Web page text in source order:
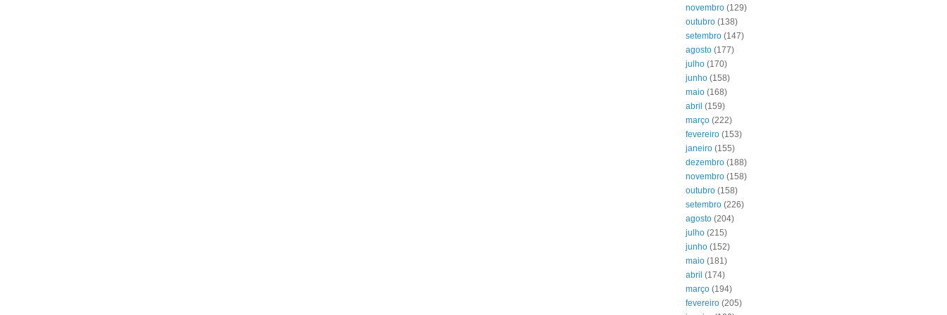
novembro (129)
outubro (138)
setembro (147)
agosto (177)
julho (170)
junho (158)
maio (168)
abril (159)
março (222)
fevereiro (153)
janeiro (155)
dezembro (188)
novembro (158)
outubro (158)
setembro (226)
agosto (204)
julho (215)
junho (152)
maio (181)
abril (174)
março (194)
fevereiro (205)